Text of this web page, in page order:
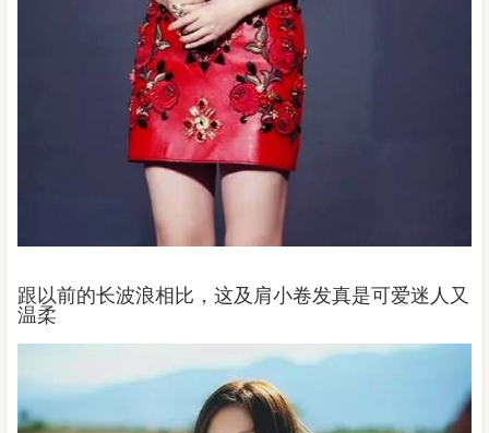
跟以前的长波浪相比，这及肩小卷发真是可爱迷人又
温柔